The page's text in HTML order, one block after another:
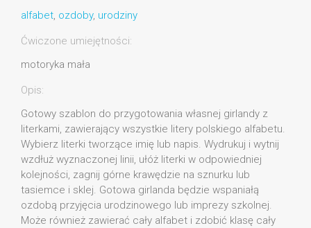
alfabet, ozdoby, urodziny
Ćwiczone umiejętności:
motoryka mała
Opis:
Gotowy szablon do przygotowania własnej girlandy z
literkami, zawierający wszystkie litery polskiego alfabetu.
Wybierz literki tworzące imię lub napis. Wydrukuj i wytnij
wzdłuż wyznaczonej linii, ułóż literki w odpowiedniej
kolejności, zagnij górne krawędzie na sznurku lub
tasiemce i sklej. Gotowa girlanda będzie wspaniałą
ozdobą przyjęcia urodzinowego lub imprezy szkolnej.
Może również zawierać cały alfabet i zdobić klasę cały